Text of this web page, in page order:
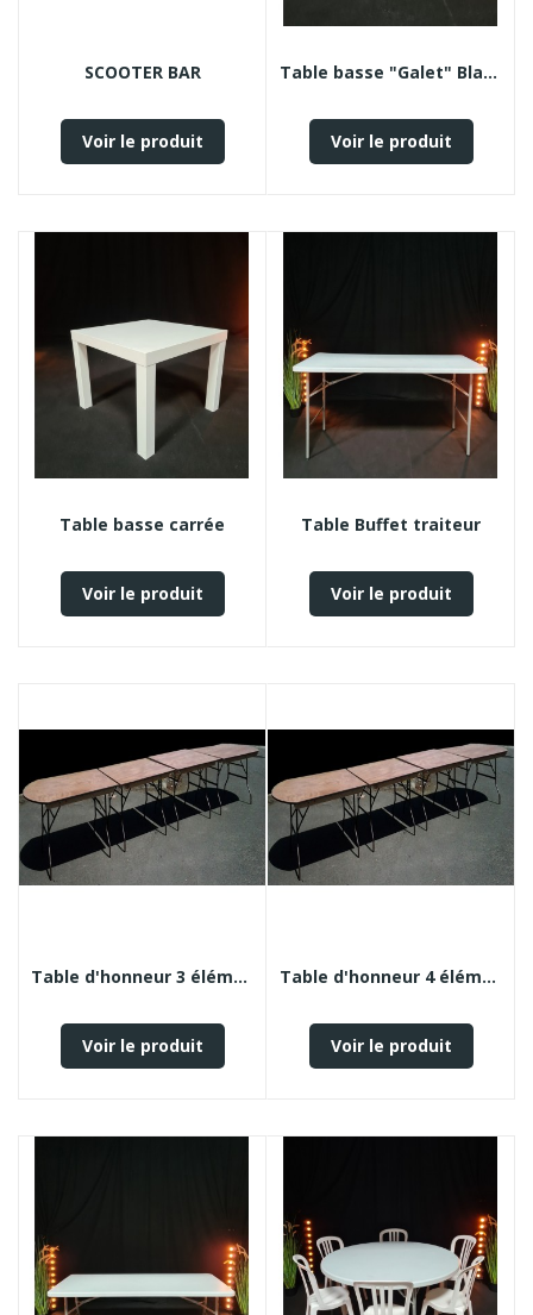
SCOOTER BAR
Voir le produit
Table basse "Galet" Blanche
Voir le produit
Table basse carrée
Voir le produit
Table Buffet traiteur
Voir le produit
Table d'honneur 3 éléments - 16 couverts
Voir le produit
Table d'honneur 4 éléments - 20 couverts
Voir le produit